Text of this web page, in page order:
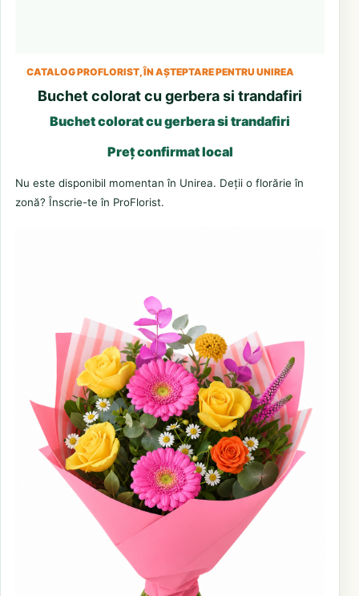
CATALOG PROFLORIST, ÎN AȘTEPTARE PENTRU UNIREA
Buchet colorat cu gerbera si trandafiri
Buchet colorat cu gerbera si trandafiri
Preț confirmat local
Nu este disponibil momentan în Unirea. Deții o florărie în
zonă? Înscrie-te în ProFlorist.